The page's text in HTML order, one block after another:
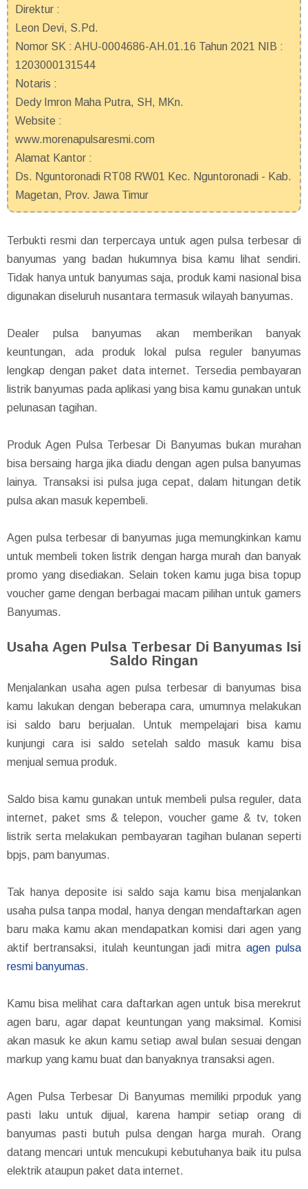
Direktur :
Leon Devi, S.Pd.
Nomor SK : AHU-0004686-AH.01.16 Tahun 2021 NIB :
1203000131544
Notaris :
Dedy Imron Maha Putra, SH, MKn.
Website :
www.morenapulsaresmi.com
Alamat Kantor :
Ds. Nguntoronadi RT08 RW01 Kec. Nguntoronadi - Kab.
Magetan, Prov. Jawa Timur
Terbukti resmi dan terpercaya untuk agen pulsa terbesar di
banyumas yang badan hukumnya bisa kamu lihat sendiri.
Tidak hanya untuk banyumas saja, produk kami nasional bisa
digunakan diseluruh nusantara termasuk wilayah banyumas.
Dealer pulsa banyumas akan memberikan banyak
keuntungan, ada produk lokal pulsa reguler banyumas
lengkap dengan paket data internet. Tersedia pembayaran
listrik banyumas pada aplikasi yang bisa kamu gunakan untuk
pelunasan tagihan.
Produk Agen Pulsa Terbesar Di Banyumas bukan murahan
bisa bersaing harga jika diadu dengan agen pulsa banyumas
lainya. Transaksi isi pulsa juga cepat, dalam hitungan detik
pulsa akan masuk kepembeli.
Agen pulsa terbesar di banyumas juga memungkinkan kamu
untuk membeli token listrik dengan harga murah dan banyak
promo yang disediakan. Selain token kamu juga bisa topup
voucher game dengan berbagai macam pilihan untuk gamers
Banyumas.
Usaha Agen Pulsa Terbesar Di Banyumas Isi
Saldo Ringan
Menjalankan usaha agen pulsa terbesar di banyumas bisa
kamu lakukan dengan beberapa cara, umumnya melakukan
isi saldo baru berjualan. Untuk mempelajari bisa kamu
kunjungi cara isi saldo setelah saldo masuk kamu bisa
menjual semua produk.
Saldo bisa kamu gunakan untuk membeli pulsa reguler, data
internet, paket sms & telepon, voucher game & tv, token
listrik serta melakukan pembayaran tagihan bulanan seperti
bpjs, pam banyumas.
Tak hanya deposite isi saldo saja kamu bisa menjalankan
usaha pulsa tanpa modal, hanya dengan mendaftarkan agen
baru maka kamu akan mendapatkan komisi dari agen yang
aktif bertransaksi, itulah keuntungan jadi mitraagen pulsa
resmi banyumas.
Kamu bisa melihat cara daftarkan agen untuk bisa merekrut
agen baru, agar dapat keuntungan yang maksimal. Komisi
akan masuk ke akun kamu setiap awal bulan sesuai dengan
markup yang kamu buat dan banyaknya transaksi agen.
Agen Pulsa Terbesar Di Banyumas memiliki prpoduk yang
pasti laku untuk dijual, karena hampir setiap orang di
banyumas pasti butuh pulsa dengan harga murah. Orang
datang mencari untuk mencukupi kebutuhanya baik itu pulsa
elektrik ataupun paket data internet.